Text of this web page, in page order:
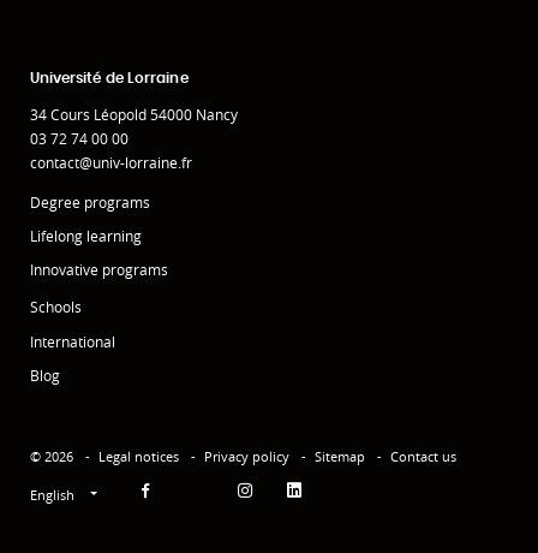
Université de Lorraine
34 Cours Léopold 54000 Nancy
03 72 74 00 00
contact@univ-lorraine.fr
Degree programs
Lifelong learning
Innovative programs
Schools
International
Blog
© 2026 Legal notices Privacy policy Sitemap Contact us
English Facebook InstagramLinkedin